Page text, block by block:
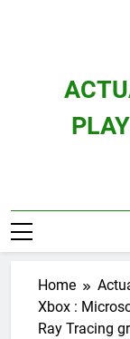
Home
Xbox :
Ray Tracing